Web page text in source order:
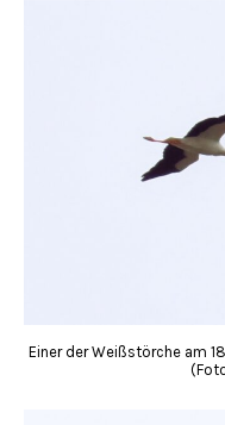
Einer der Weißstörche am